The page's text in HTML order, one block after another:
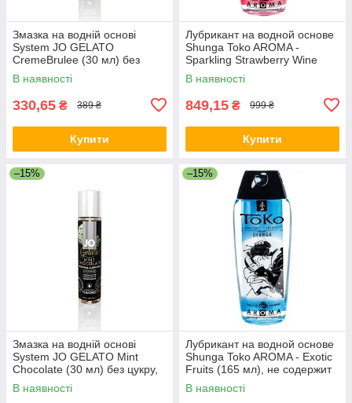
Змазка на водній основі
System JO GELATO
CremeBrulee (30 мл) без
цукру, парабенів та
пропіленгліколю
В наявності
330,65 ₴ 389 ₴
Купити
Лубрикант на водной основе
Shunga Toko AROMA -
Sparkling Strawberry Wine
(165 мл), не содержит сахар
В наявності
849,15 ₴ 999 ₴
Купити
–15%
Змазка на водній основі
System JO GELATO Mint
Chocolate (30 мл) без цукру,
парабенів та пропіленглік
В наявності
–15%
Лубрикант на водной основе
Shunga Toko AROMA - Exotic
Fruits (165 мл), не содержит
сахара
В наявності